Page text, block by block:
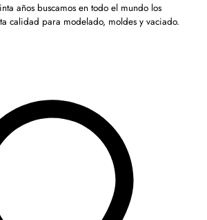
años buscamos en todo el mundo los
calidad para modelado, moldes y vaciado.